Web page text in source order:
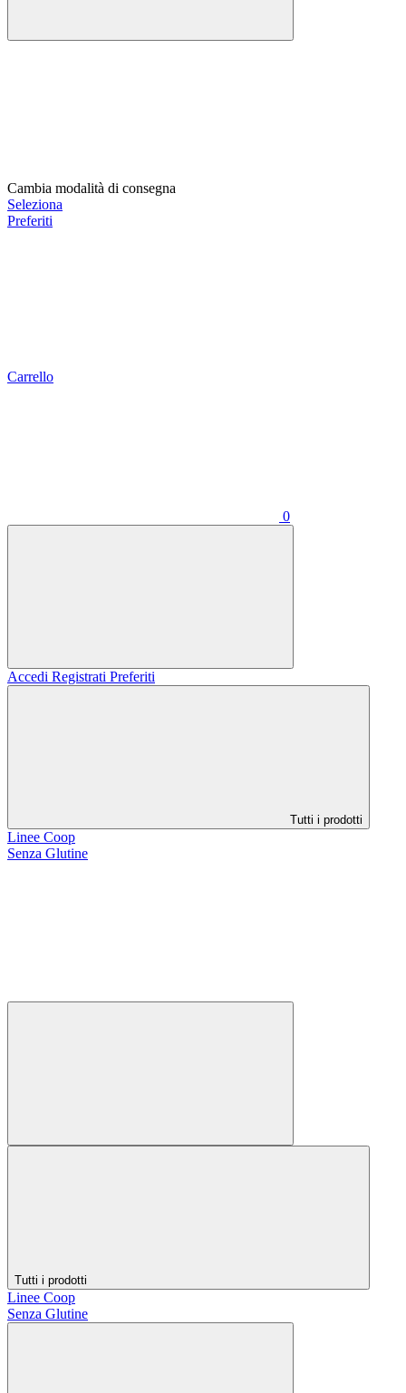
Cambia modalità di consegna
Seleziona
Preferiti
Carrello
0
Accedi Registrati Preferiti
Tutti i prodotti
Linee Coop
Senza Glutine
Tutti i prodotti
Linee Coop
Senza Glutine